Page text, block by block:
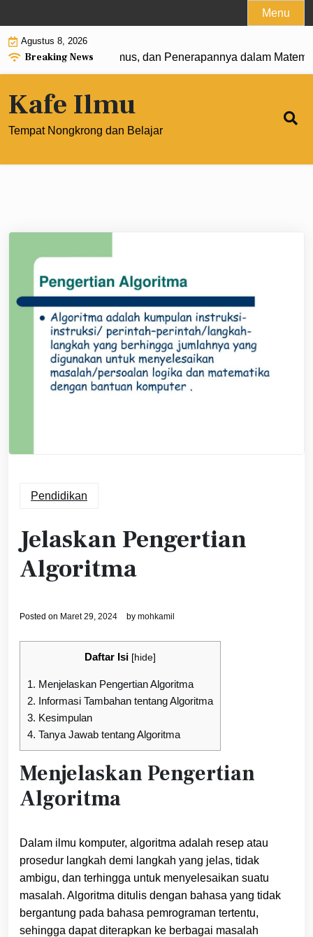
to
content
Menu
Agustus 8, 2026
Breaking News
0: Pengertian, Rumus, dan Penerapannya dalam
Kafe Ilmu
Tempat Nongkrong dan Belajar
Pendidikan
Jelaskan Pengertian
Algoritma
Posted on Maret 29, 2024 by mohkamil
Daftar Isi [hide]
1. Menjelaskan Pengertian Algoritma
2. Informasi Tambahan tentang Algoritma
3. Kesimpulan
4. Tanya Jawab tentang Algoritma
Menjelaskan Pengertian
Algoritma
Dalam ilmu komputer, algoritma adalah resep atau
prosedur langkah demi langkah yang jelas, tidak
ambigu, dan terhingga untuk menyelesaikan suatu
masalah. Algoritma ditulis dengan bahasa yang tidak
bergantung pada bahasa pemrograman tertentu,
sehingga dapat diterapkan ke berbagai masalah